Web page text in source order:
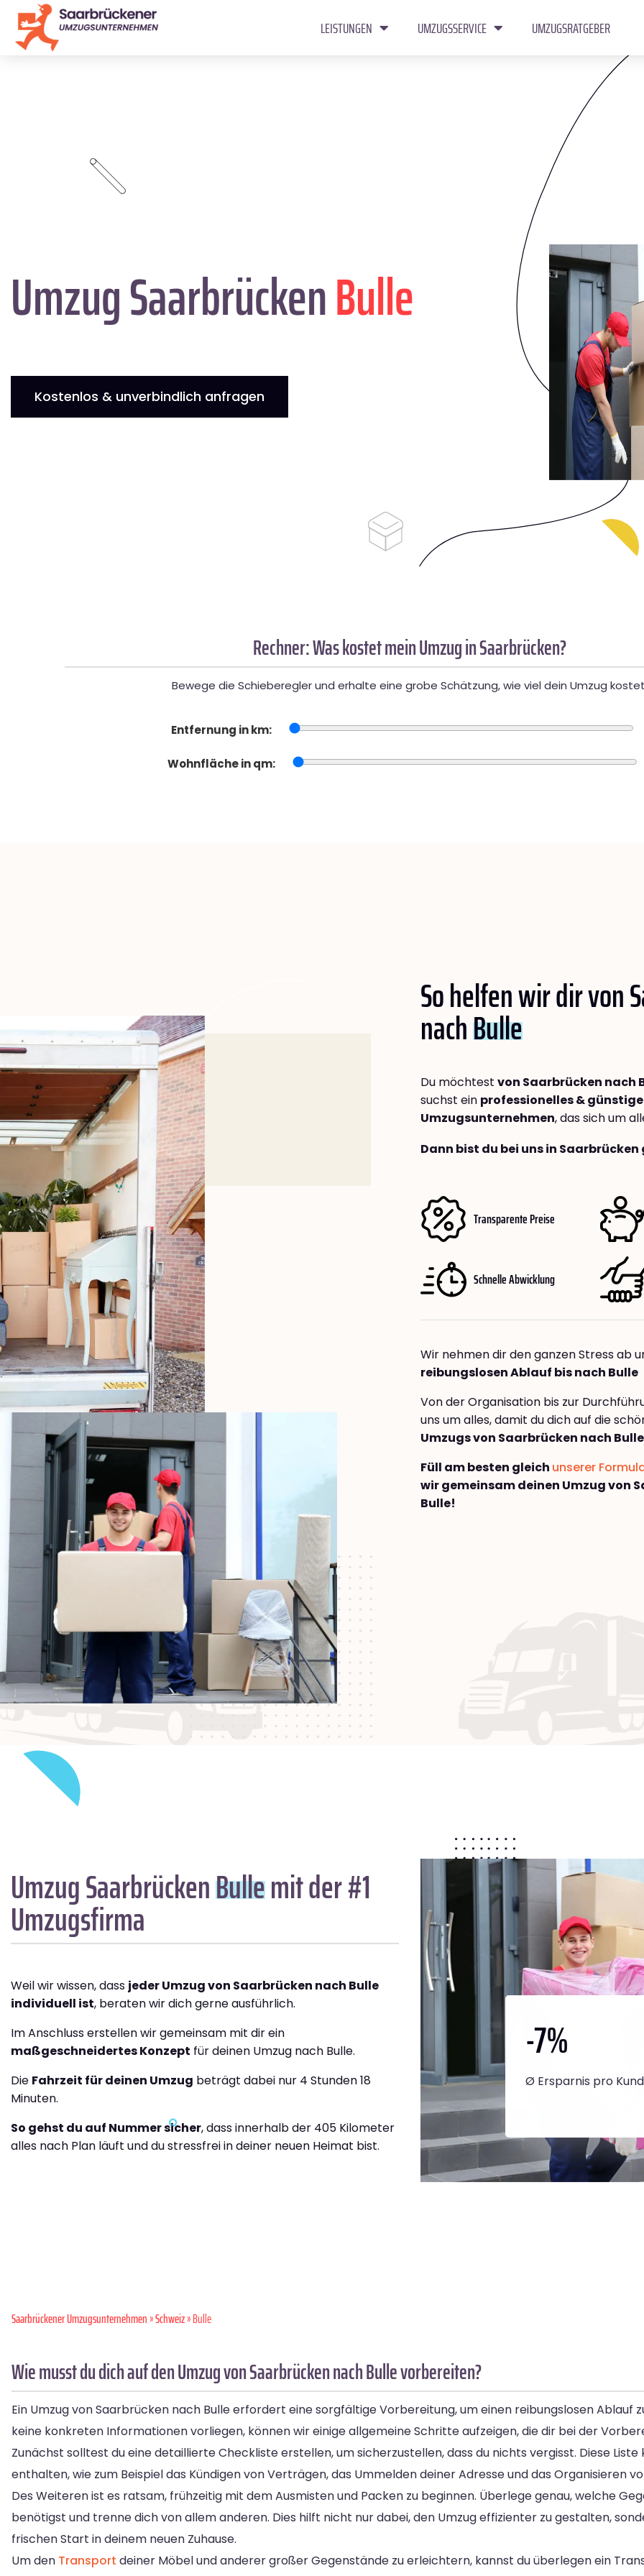
LEISTUNGEN UMZUGSSERVICE UMZUGSRATGEBER
Umzug SaarbrückenBulle
Kostenlos & unverbindlich anfragen
Rechner: Was kostet mein Umzug in Saarbrücken?
Bewege die Schieberegler und erhalte eine grobe Schätzung, wie viel dein Umzug
Entfernung in km:
Wohnfläche in qm:
So helfen wir dir von
nachBulle
Du möchtest von Saarbrücken nach
suchst ein professionelles &
Umzugsunternehmen, das sich um
Dann bist du bei uns in
Transparente Preise
Schnelle Abwicklung
Wir nehmen dir den ganzen Stress ab
reibungslosen Ablauf bis nach Bulle
Von der Organisation bis zur
uns um alles, damit du dich auf die
Umzugs von Saarbrücken nach Bulle
Füll am besten gleich unserer
wir gemeinsam deinen Umzug von
Bulle!
Umzug SaarbrückenBullemit der #1
Umzugsfirma
Weil wir wissen, dass jeder Umzug von Saarbrücken nach Bulle
individuell ist, beraten wir dich gerne ausführlich.
Im Anschluss erstellen wir gemeinsam mit dir ein
maßgeschneidertes Konzept für deinen Umzug nach Bulle.
Die Fahrzeit für deinen Umzug beträgt dabei nur 4 Stunden 18
Minuten.
So gehst du auf Nummer sicher, dass innerhalb der 405 Kilometer
alles nach Plan läuft und du stressfrei in deiner neuen Heimat bist.
-7%
Ø Ersparnis pro
Saarbrückener Umzugsunternehmen»Schweiz» Bulle
Wie musst du dich auf den Umzug von Saarbrücken nach Bulle vorbereiten?
Ein Umzug von Saarbrücken nach Bulle erfordert eine sorgfältige Vorbereitung, um einen reibungslosen Ablauf
keine konkreten Informationen vorliegen, können wir einige allgemeine Schritte aufzeigen, die dir bei der
Zunächst solltest du eine detaillierte Checkliste erstellen, um sicherzustellen, dass du nichts vergisst. Diese
enthalten, wie zum Beispiel das Kündigen von Verträgen, das Ummelden deiner Adresse und das Organisieren
Des Weiteren ist es ratsam, frühzeitig mit dem Ausmisten und Packen zu beginnen. Überlege genau, welche
benötigst und trenne dich von allem anderen. Dies hilft nicht nur dabei, den Umzug effizienter zu gestalten,
frischen Start in deinem neuen Zuhause.
Um den Transport deiner Möbel und anderer großer Gegenstände zu erleichtern, kannst du überlegen ein